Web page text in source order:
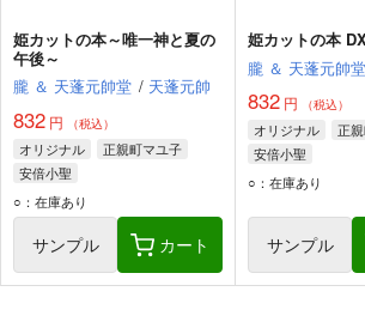
姫カットの本～唯一神と夏の
午後～
朧 ＆ 天蓬元帥堂 / 天蓬元帥
832 円 （税込）
オリジナル
正親町マユ子
安倍小聖
○：在庫あり
サンプル カート
姫カットの本
朧 ＆ 天蓬元帥堂
832円 （税込）
オリジナル
正
安倍小聖
○：在庫あり
サンプル